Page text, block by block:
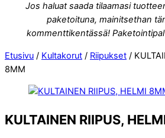
Jos haluat saada tilaamasi
paketoituna, mainitsethan
kommenttikentässä!
Etusivu / Kultakorut / Riipukset /
8MM
KULTAINEN RIIPUS,